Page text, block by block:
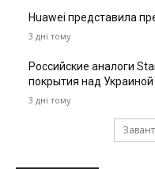
Huawei представила
3 дні тому
Российские аналоги
покрытия над Украиной
3 дні тому